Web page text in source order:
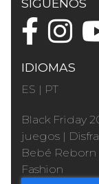
SÍGUENOS
IDIOMAS
ES | PT
Black Friday
juegos |
Bebé Reborn
Fashion